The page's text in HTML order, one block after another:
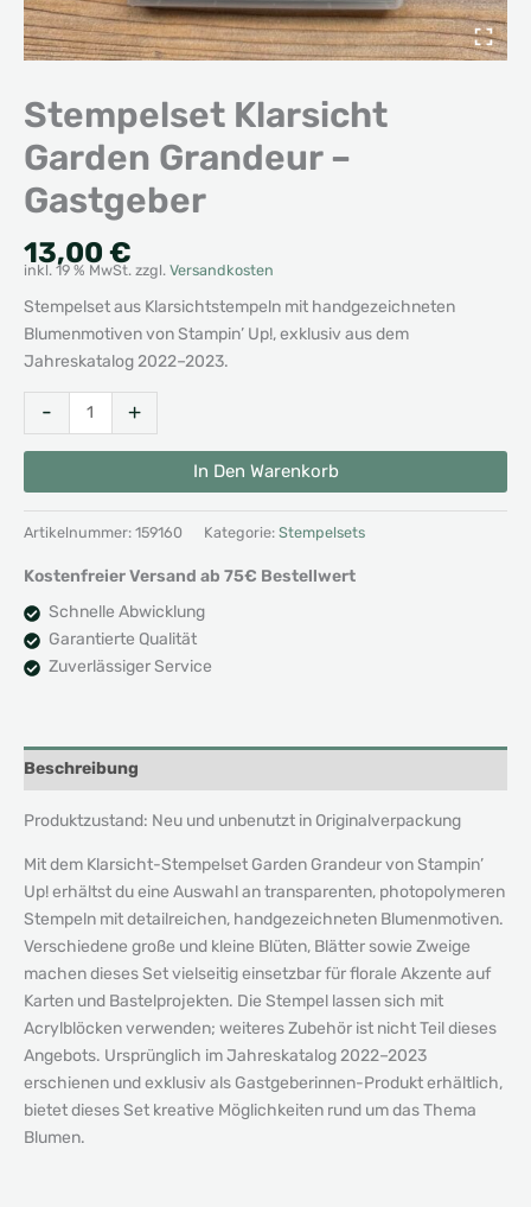
Stempelset Klarsicht
Garden Grandeur –
Gastgeber
13,00 €
inkl. 19 % MwSt. zzgl. Versandkosten
Stempelset aus Klarsichtstempeln mit handgezeichneten
Blumenmotiven von Stampin’ Up!, exklusiv aus dem
Jahreskatalog 2022–2023.
-
Stempelset
Klarsicht
Garden
Grandeur
-
Gastgeber
Menge
+
In Den Warenkorb
Artikelnummer: 159160 Kategorie: Stempelsets
Kostenfreier Versand ab 75€ Bestellwert
Schnelle Abwicklung
Garantierte Qualität
Zuverlässiger Service
Beschreibung
Produktzustand: Neu und unbenutzt in Originalverpackung
Mit dem Klarsicht-Stempelset Garden Grandeur von Stampin’
Up! erhältst du eine Auswahl an transparenten, photopolymeren
Stempeln mit detailreichen, handgezeichneten Blumenmotiven.
Verschiedene große und kleine Blüten, Blätter sowie Zweige
machen dieses Set vielseitig einsetzbar für florale Akzente auf
Karten und Bastelprojekten. Die Stempel lassen sich mit
Acrylblöcken verwenden; weiteres Zubehör ist nicht Teil dieses
Angebots. Ursprünglich im Jahreskatalog 2022–2023
erschienen und exklusiv als Gastgeberinnen-Produkt erhältlich,
bietet dieses Set kreative Möglichkeiten rund um das Thema
Blumen.